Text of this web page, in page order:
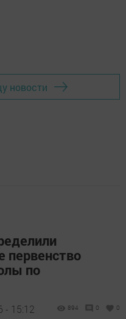
новости
первенство
по
- 15:12 894 0 0